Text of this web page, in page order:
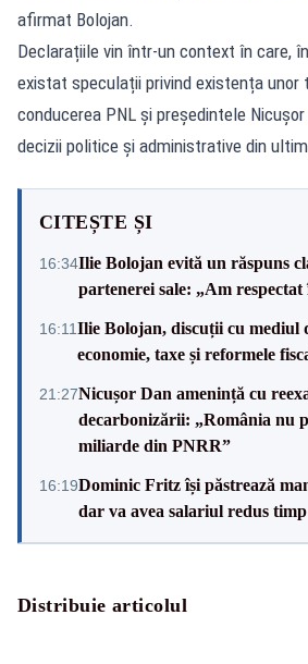
afirmat Bolojan.
Declarațiile vin într-un context în care,
existat speculații privind existența unor
conducerea PNL și președintele
decizii politice și administrative din
CITEȘTE ȘI
16:34Ilie Bolojan evită un răspuns
partenerei sale: „Am respectat
16:11Ilie Bolojan, discuții cu mediul
economie, taxe și reformele
21:27Nicușor Dan amenință cu
decarbonizării: „România nu
miliarde din PNRR”
16:19Dominic Fritz își păstrează
dar va avea salariul redus timp
Distribuie articolul